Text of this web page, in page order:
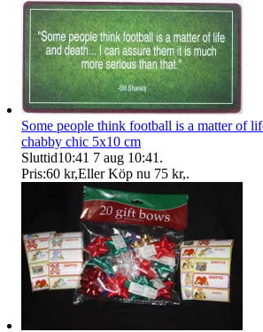
Some people think football is a matter of
chabby chic 5x10 cm
Sluttid10:41 7 aug 10:41 .
Pris:60 kr,Eller Köp nu 75 kr,.